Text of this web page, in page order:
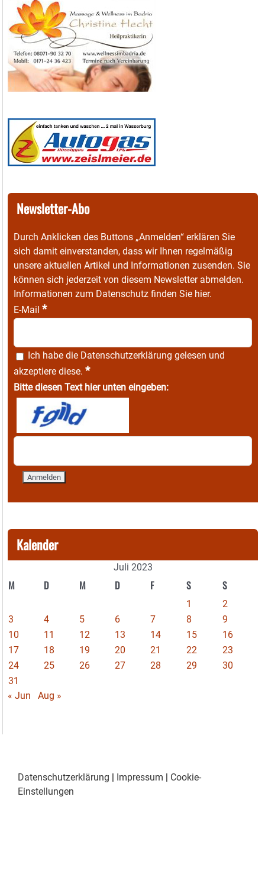
Newsletter-Abo
Durch Anklicken des Buttons „Anmelden“ erklären Sie
sich damit einverstanden, dass wir Ihnen regelmäßig
unsere aktuellen Artikel und Informationen zusenden. Sie
können sich jederzeit von diesem Newsletter abmelden.
Informationen zum Datenschutz finden Sie hier.
E-Mail *
Ich habe die Datenschutzerklärung gelesen und
akzeptiere diese. *
Bitte diesen Text hier unten eingeben:
Kalender
Juli 2023
M D M D F S S
1
2
3
4 5 6 7 8
9
10
11 12 13 14 15
16
17
18 19 20 21 22
23
24
25 26 27 28 29
30
31
« Jun
Aug »
Datenschutzerklärung Impressum
Cookie-
Einstellungen